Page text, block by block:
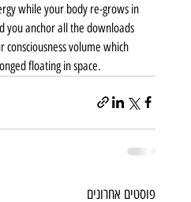
while your body re-grows in
you anchor all the downloads
volume which
floating in space.
פוסטים אחרונים